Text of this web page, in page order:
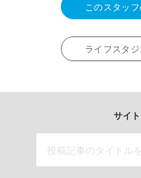
このスタッ
ライフスタ
サイ